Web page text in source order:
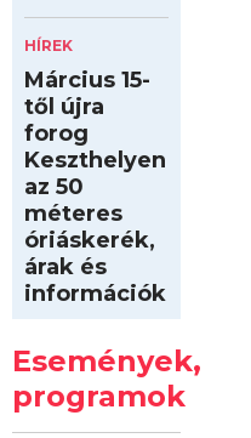
HÍREK
Március 15-
től újra
forog
Keszthelyen
az 50
méteres
óriáskerék,
árak és
információk
Események,
programok
Kilóméterek
2026